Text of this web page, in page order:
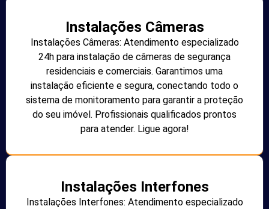
Instalações Câmeras
Instalações Câmeras: Atendimento especializado
24h para instalação de câmeras de segurança
residenciais e comerciais. Garantimos uma
instalação eficiente e segura, conectando todo o
sistema de monitoramento para garantir a proteção
do seu imóvel. Profissionais qualificados prontos
para atender. Ligue agora!
Instalações Interfones
Instalações Interfones: Atendimento especializado